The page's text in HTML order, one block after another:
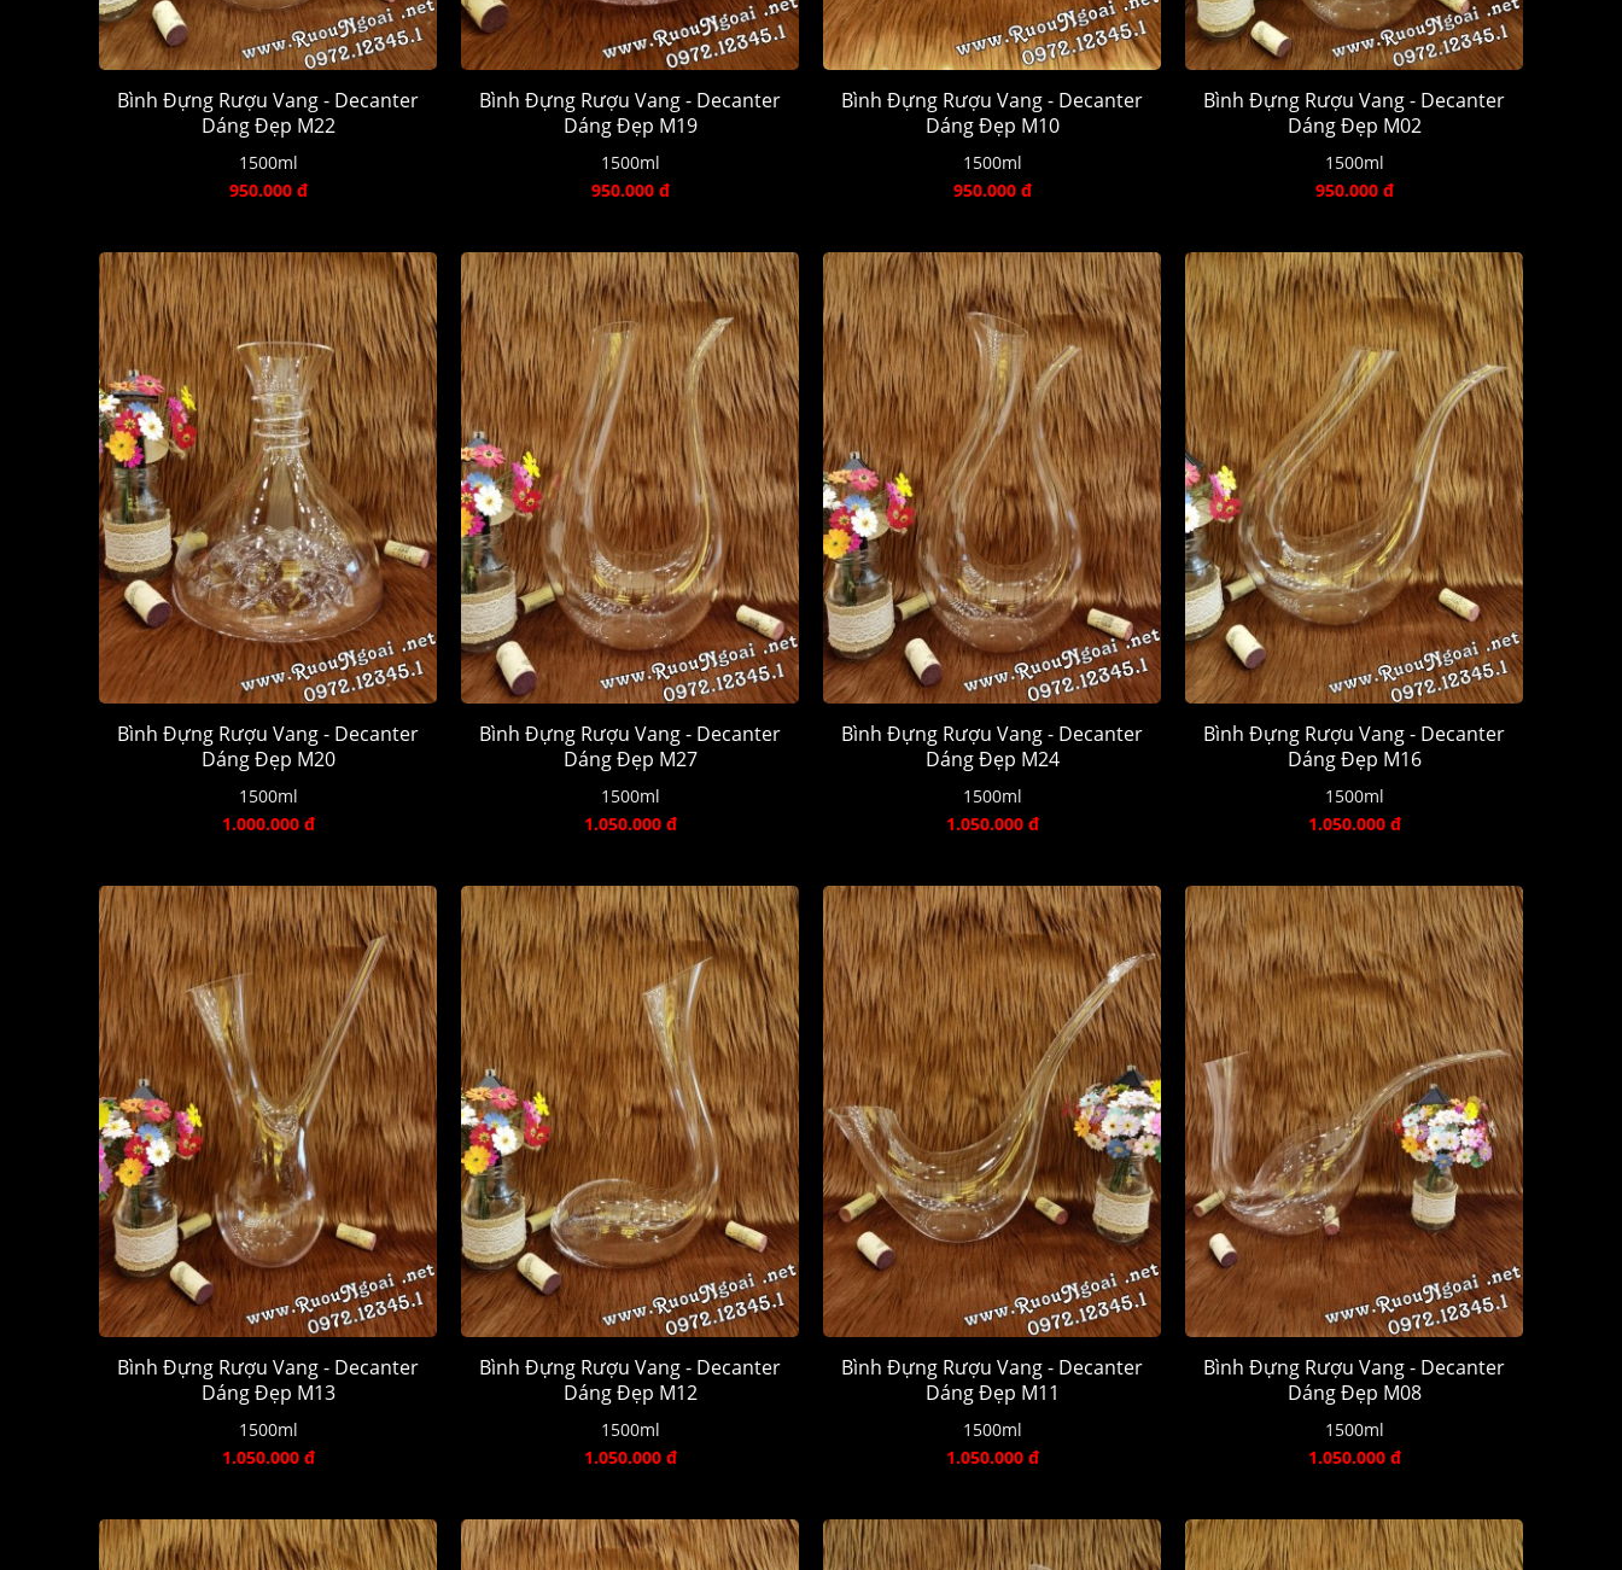
Bình Đựng Rượu Vang - Decanter
Dáng Đẹp M22
1500ml
950.000 đ
Bình Đựng Rượu Vang - Decanter
Dáng Đẹp M19
1500ml
950.000 đ
Bình Đựng Rượu Vang - Decanter
Dáng Đẹp M10
1500ml
950.000 đ
Bình Đựng Rượu Vang - Decanter
Dáng Đẹp M02
1500ml
950.000 đ
Bình Đựng Rượu Vang - Decanter
Dáng Đẹp M20
1500ml
1.000.000 đ
Bình Đựng Rượu Vang - Decanter
Dáng Đẹp M27
1500ml
1.050.000 đ
Bình Đựng Rượu Vang - Decanter
Dáng Đẹp M24
1500ml
1.050.000 đ
Bình Đựng Rượu Vang - Decanter
Dáng Đẹp M16
1500ml
1.050.000 đ
Bình Đựng Rượu Vang - Decanter
Dáng Đẹp M13
1500ml
1.050.000 đ
Bình Đựng Rượu Vang - Decanter
Dáng Đẹp M12
1500ml
1.050.000 đ
Bình Đựng Rượu Vang - Decanter
Dáng Đẹp M11
1500ml
1.050.000 đ
Bình Đựng Rượu Vang - Decanter
Dáng Đẹp M08
1500ml
1.050.000 đ